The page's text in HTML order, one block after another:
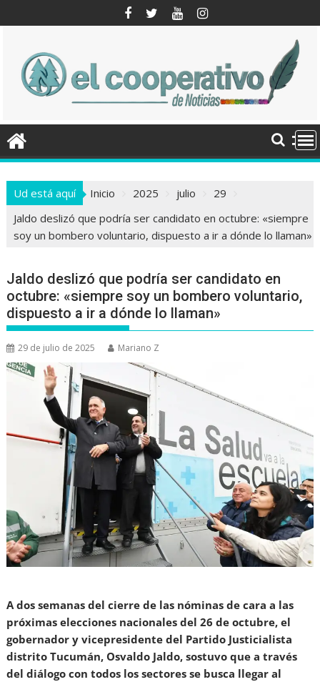
al
Ud está aquí Inicio 2025 julio
29
Jaldo deslizó que podría ser candidato en octubre: «siempre
soy un bombero voluntario, dispuesto a ir a dónde lo llaman»
Jaldo deslizó que podría ser candidato en
octubre: «siempre soy un bombero voluntario,
dispuesto a ir a dónde lo llaman»
29 de julio de 2025 Mariano Z
A dos semanas del cierre de las nóminas de cara a las
próximas elecciones nacionales del 26 de octubre, el
gobernador y vicepresidente del Partido Justicialista
distrito Tucumán, Osvaldo Jaldo, sostuvo que a través
del diálogo con todos los sectores se busca llegar al